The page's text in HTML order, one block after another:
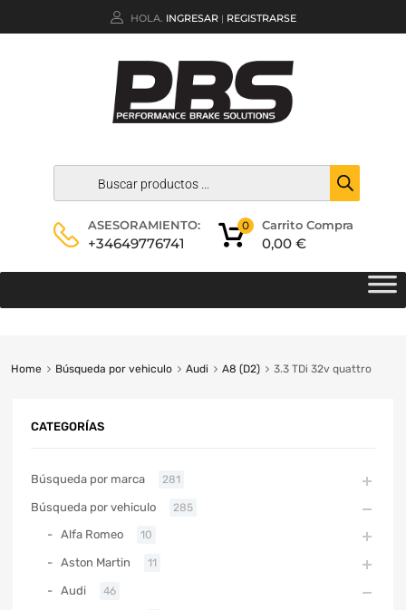
HOLA. INGRESAR | REGISTRARSE
ASESORAMIENTO:
+34649776741
Carrito Compra
0,00 €
0
Home Búsqueda por vehiculo Audi A8 (D2) 3.3 TDi 32v quattro
CATEGORÍAS
Búsqueda por marca 281
Búsqueda por vehiculo 285
Alfa Romeo 10
Aston Martin 11
Audi 46